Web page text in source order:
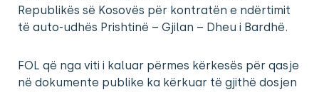
Republikës së Kosovës për kontratën e ndërtimit
të auto-udhës Prishtinë – Gjilan – Dheu i Bardhë.
FOL që nga viti i kaluar përmes kërkesës për qasje
në dokumente publike ka kërkuar të gjithë dosjen